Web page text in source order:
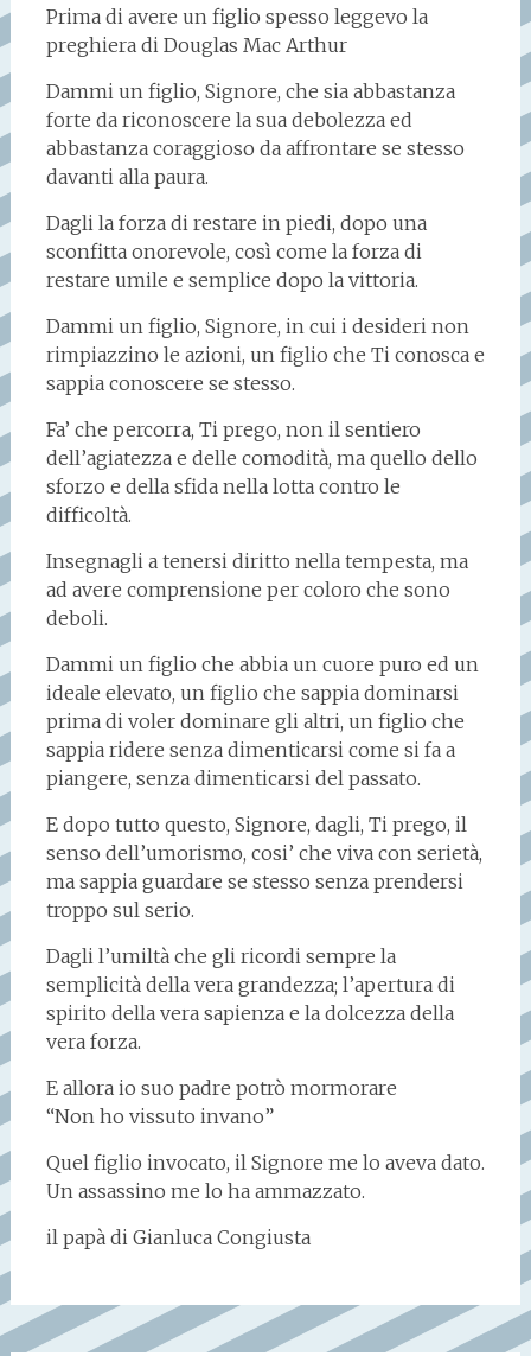
Prima di avere un figlio spesso leggevo la
preghiera di Douglas Mac Arthur
Dammi un figlio, Signore, che sia abbastanza
forte da riconoscere la sua debolezza ed
abbastanza coraggioso da affrontare se stesso
davanti alla paura.
Dagli la forza di restare in piedi, dopo una
sconfitta onorevole, così come la forza di
restare umile e semplice dopo la vittoria.
Dammi un figlio, Signore, in cui i desideri non
rimpiazzino le azioni, un figlio che Ti conosca e
sappia conoscere se stesso.
Fa’ che percorra, Ti prego, non il sentiero
dell’agiatezza e delle comodità, ma quello dello
sforzo e della sfida nella lotta contro le
difficoltà.
Insegnagli a tenersi diritto nella tempesta, ma
ad avere comprensione per coloro che sono
deboli.
Dammi un figlio che abbia un cuore puro ed un
ideale elevato, un figlio che sappia dominarsi
prima di voler dominare gli altri, un figlio che
sappia ridere senza dimenticarsi come si fa a
piangere, senza dimenticarsi del passato.
E dopo tutto questo, Signore, dagli, Ti prego, il
senso dell’umorismo, cosi’ che viva con serietà,
ma sappia guardare se stesso senza prendersi
troppo sul serio.
Dagli l’umiltà che gli ricordi sempre la
semplicità della vera grandezza; l’apertura di
spirito della vera sapienza e la dolcezza della
vera forza.
E allora io suo padre potrò mormorare
“Non ho vissuto invano”
Quel figlio invocato, il Signore me lo aveva dato.
Un assassino me lo ha ammazzato.
il papà di Gianluca Congiusta